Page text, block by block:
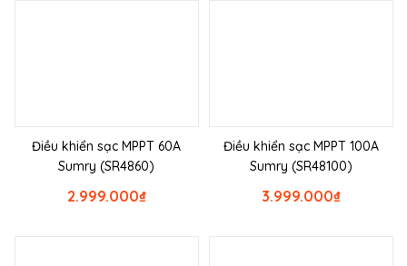
Điều khiển sạc MPPT 60A
Sumry (SR4860)
₫
2.999.000
Điều khiển sạc MPPT 100A
Sumry (SR48100)
₫
3.999.000